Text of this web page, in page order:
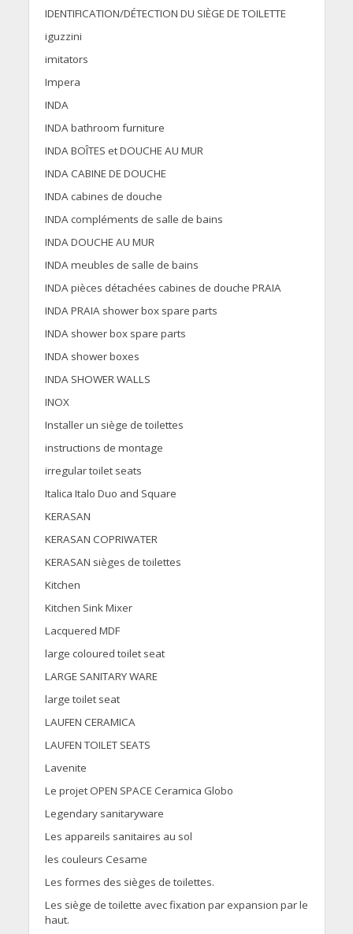
IDENTIFICATION/DÉTECTION DU SIÈGE DE TOILETTE
iguzzini
imitators
Impera
INDA
INDA bathroom furniture
INDA BOÎTES et DOUCHE AU MUR
INDA CABINE DE DOUCHE
INDA cabines de douche
INDA compléments de salle de bains
INDA DOUCHE AU MUR
INDA meubles de salle de bains
INDA pièces détachées cabines de douche PRAIA
INDA PRAIA shower box spare parts
INDA shower box spare parts
INDA shower boxes
INDA SHOWER WALLS
INOX
Installer un siège de toilettes
instructions de montage
irregular toilet seats
Italica Italo Duo and Square
KERASAN
KERASAN COPRIWATER
KERASAN sièges de toilettes
Kitchen
Kitchen Sink Mixer
Lacquered MDF
large coloured toilet seat
LARGE SANITARY WARE
large toilet seat
LAUFEN CERAMICA
LAUFEN TOILET SEATS
Lavenite
Le projet OPEN SPACE Ceramica Globo
Legendary sanitaryware
Les appareils sanitaires au sol
les couleurs Cesame
Les formes des sièges de toilettes.
Les siège de toilette avec fixation par expansion par le
haut.